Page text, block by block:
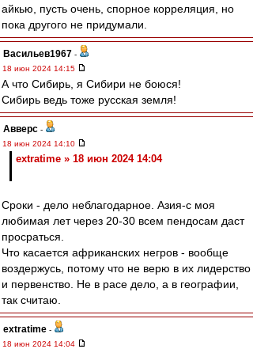
айкью, пусть очень, спорное корреляция, но
пока другого не придумали.
Васильев1967 -
18 июн 2024 14:15
А что Сибирь, я Сибири не боюся!
Сибирь ведь тоже русская земля!
Авверс -
18 июн 2024 14:10
extratime » 18 июн 2024 14:04
Сроки - дело неблагодарное. Азия-с моя
любимая лет через 20-30 всем пендосам даст
просраться.
Что касается африканских негров - вообще
воздержусь, потому что не верю в их лидерство
и первенство. Не в расе дело, а в географии,
так считаю.
extratime -
18 июн 2024 14:04